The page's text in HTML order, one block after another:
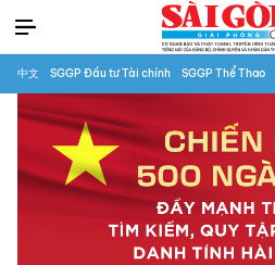
中文 SGGP Đầu tư Tài chính SGGP Thể Thao